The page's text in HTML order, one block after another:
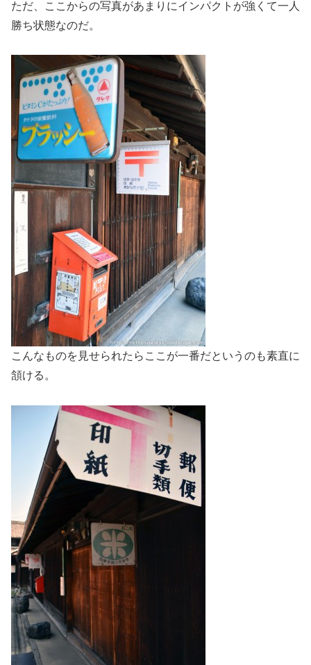
ただ、ここからの写真があまりにインパクトが強くて一人
勝ち状態なのだ。
こんなものを見せられたらここが一番だというのも素直に
頷ける。